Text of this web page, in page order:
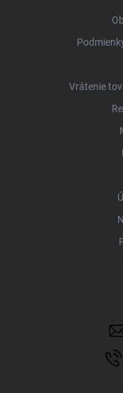
Vrátenie